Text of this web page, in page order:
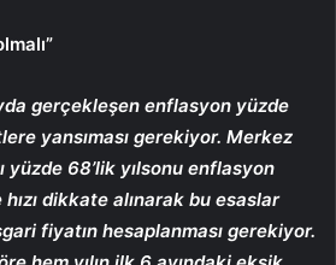
gerçekleşen enflasyon yüzde
yansıması gerekiyor. Merkez
yüzde 68’lik yılsonu enflasyon
dikkate alınarak bu esaslar
fiyatın hesaplanması gerekiyor.